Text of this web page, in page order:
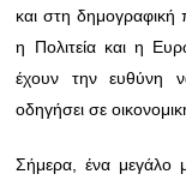
και στη δημογραφική
η Πολιτεία και η
έχουν την ευθύνη
οδηγήσει σε
Σήμερα, ένα μεγάλο